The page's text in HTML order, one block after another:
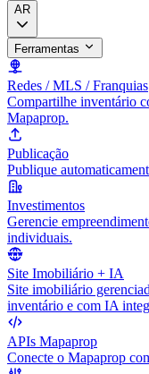
AR
Ferramentas
Redes / MLS / Franquias
Compartilhe inventário
Mapaprop.
Publicação
Publique
Investimentos
Gerencie
individuais.
Site Imobiliário + IA
Site imobiliário
inventário e com IA
APIs Mapaprop
Conecte o Mapaprop